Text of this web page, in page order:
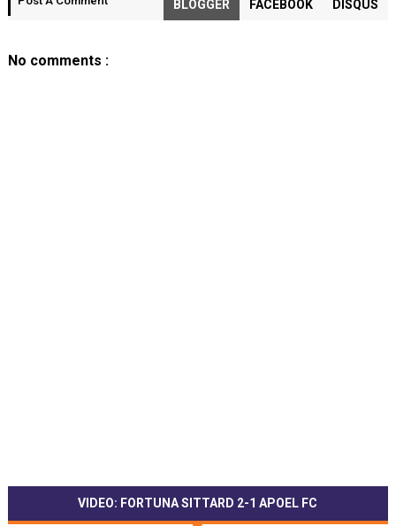
BLOGGER FACEBOOK DISQUS
No comments :
VIDEO: FORTUNA SITTARD 2-1 APOEL FC